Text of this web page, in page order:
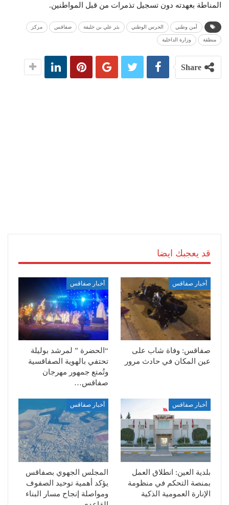
المناطة بعهدته دون تسجيل تذمرات من قبل المواطنين.
أمن وطني الحرس الوطني بئر علي بن خليفة صفاقس مركز
منطقة وزارة الداخلية
Share
قد يعجبك ايضا
أخبار صفاقس
صفاقس: وفاة شاب على
عين المكان في حادث مرور
أخبار صفاقس
“الحضرة ” لمرشد بوليلة
تحتفي بالهوية الصفاقسية
وتُمتع جمهور مهرجان
صفاقس…
أخبار صفاقس
بلدية العين: انطلاق العمل
بمنصة التحكم في منظومة
الإنارة العمومية الذكية
أخبار صفاقس
المجلس الجهوي بصفاقس
يؤكد أهمية توحيد الصفوف
ومواصلة إنجاح مسار البناء